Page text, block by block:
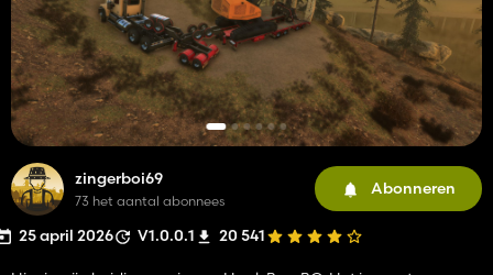
zingerboi69
73 het aantal abonnees
Abonneren
25 april 2026 V1.0.0.1 20 541